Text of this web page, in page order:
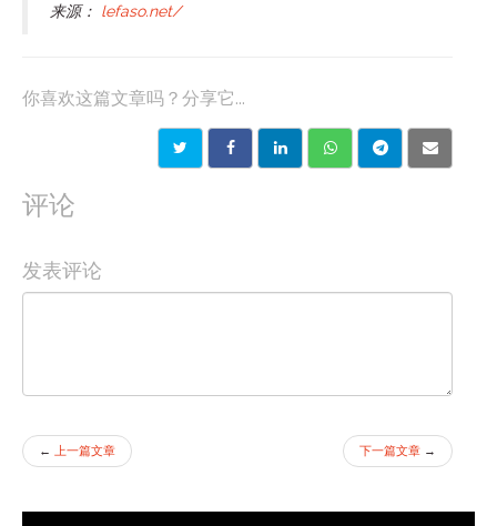
来源： lefaso.net/
你喜欢这篇文章吗？分享它...
评论
发表评论
← 上一篇文章 下一篇文章 →